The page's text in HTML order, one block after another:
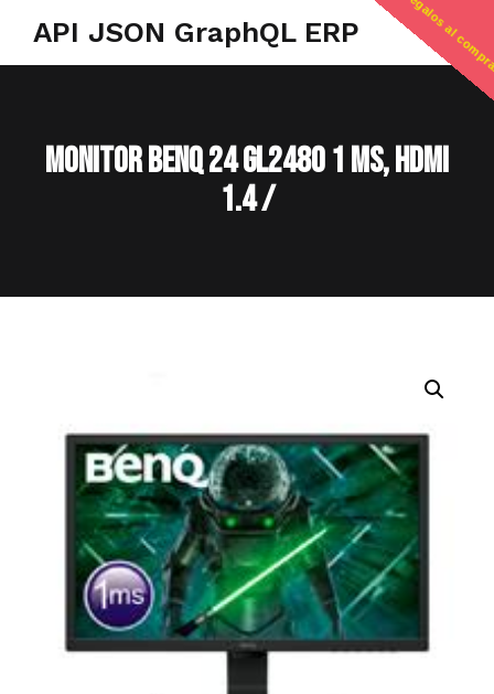
API JSON GraphQL ERP
MONITOR BENQ 24 GL2480 1 MS, HDMI
1.4 /
regalos al